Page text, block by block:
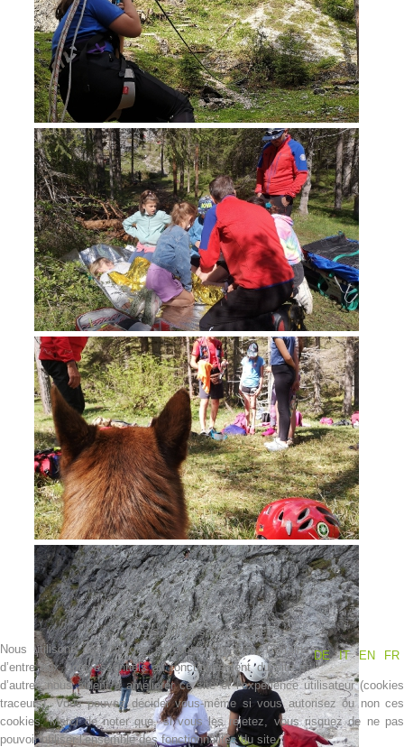
Opération de sauvetage
Contakt
NEWS
Nous utilisons des cookies
DE
IT EN FR
Nous utilisons des cookies sur notre site web. Certains
d’entre eux sont essentiels au fonctionnement du site et
d’autres nous aident à améliorer ce site et l’expérience utilisateur (cookies
traceurs). Vous pouvez décider vous-même si vous autorisez ou non ces
cookies. Merci de noter que, si vous les rejetez, vous risquez de ne pas
pouvoir utiliser l’ensemble des fonctionnalités du site.